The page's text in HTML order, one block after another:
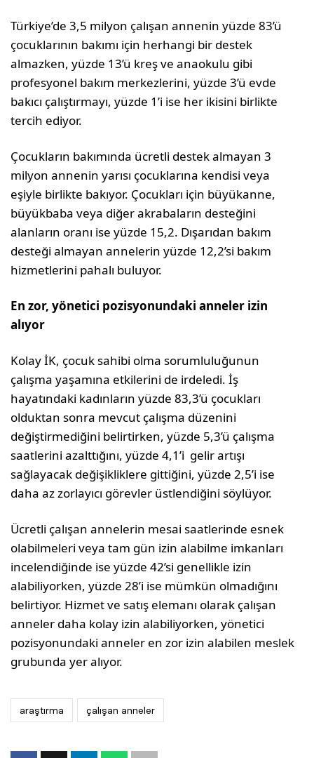
Türkiye’de 3,5 milyon çalışan annenin yüzde 83’ü
çocuklarının bakımı için herhangi bir destek
almazken, yüzde 13’ü kreş ve anaokulu gibi
profesyonel bakım merkezlerini, yüzde 3’ü evde
bakıcı çalıştırmayı, yüzde 1’i ise her ikisini birlikte
tercih ediyor.
Çocukların bakımında ücretli destek almayan 3
milyon annenin yarısı çocuklarına kendisi veya
eşiyle birlikte bakıyor. Çocukları için büyükanne,
büyükbaba veya diğer akrabaların desteğini
alanların oranı ise yüzde 15,2. Dışarıdan bakım
desteği almayan annelerin yüzde 12,2’si bakım
hizmetlerini pahalı buluyor.
En zor, yönetici pozisyonundaki anneler izin
alıyor
Kolay İK, çocuk sahibi olma sorumluluğunun
çalışma yaşamına etkilerini de irdeledi. İş
hayatındaki kadınların yüzde 83,3’ü çocukları
olduktan sonra mevcut çalışma düzenini
değiştirmediğini belirtirken, yüzde 5,3’ü çalışma
saatlerini azalttığını, yüzde 4,1’i gelir artışı
sağlayacak değişikliklere gittiğini, yüzde 2,5’i ise
daha az zorlayıcı görevler üstlendiğini söylüyor.
Ücretli çalışan annelerin mesai saatlerinde esnek
olabilmeleri veya tam gün izin alabilme imkanları
incelendiğinde ise yüzde 42’si genellikle izin
alabiliyorken, yüzde 28’i ise mümkün olmadığını
belirtiyor. Hizmet ve satış elemanı olarak çalışan
anneler daha kolay izin alabiliyorken, yönetici
pozisyonundaki anneler en zor izin alabilen meslek
grubunda yer alıyor.
araştırma çalışan anneler